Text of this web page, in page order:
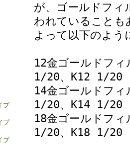
プ
プ
プ
が、ゴールドフィ
われていることも
よって以下のよう
12金ゴールドフ
1/20、K12 1/20
14金ゴールドフ
1/20、K14 1/20
18金ゴールドフ
1/20、K18 1/20